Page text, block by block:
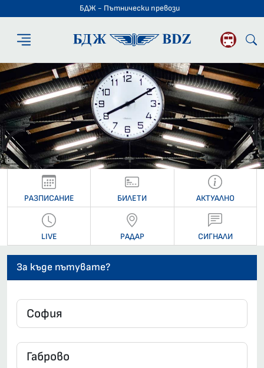
БДЖ - Пътнически превози
БДЖ -
РАЗПИСАНИЕ БИЛЕТИ АКТУАЛНО
LIVE РАДАР СИГНАЛИ
За къде пътувате?